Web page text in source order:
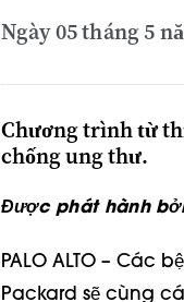
Ngày 05 tháng 5
Chương trình từ
chống ung thư.
Được phát hành
PALO ALTO – Các
Packard sẽ cùng